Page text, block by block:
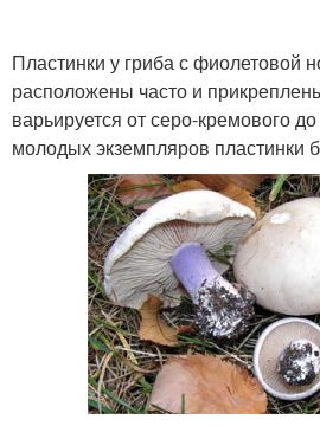
Пластинки у гриба с фиолетовой
расположены часто и
варьируется от серо-кремового
молодых экземпляров пластинки